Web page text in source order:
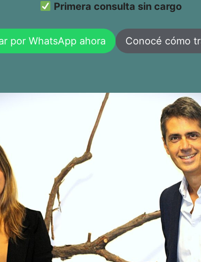
Primera consulta sin cargo
por WhatsApp ahora Conocé cómo